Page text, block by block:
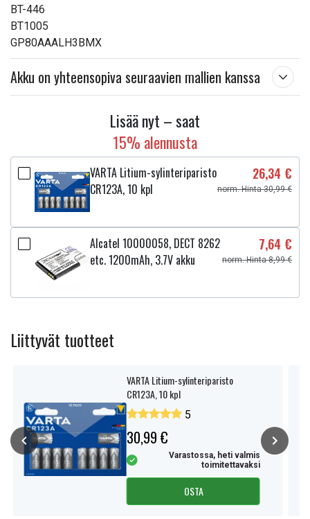
BT-446
BT1005
GP80AAALH3BMX
Akku on yhteensopiva seuraavien mallien kanssa
Lisää nyt – saat
15% alennusta
VARTA Litium-sylinteriparisto
CR123A, 10 kpl
26,34 €
norm. Hinta 30,99 €
Alcatel 10000058, DECT 8262
etc. 1200mAh, 3.7V akku
7,64 €
norm. Hinta 8,99 €
Liittyvät tuotteet
VARTA Litium-sylinteriparisto
CR123A, 10 kpl
5
30,99 €
Varastossa, heti valmis
toimitettavaksi
OSTA